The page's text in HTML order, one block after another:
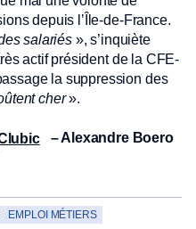
depuis l’Île-de-France.
salariés», s’inquiète
actif président de la CFE-
la suppression des
cher».
– Alexandre Boero
EMPLOI MÉTIERS